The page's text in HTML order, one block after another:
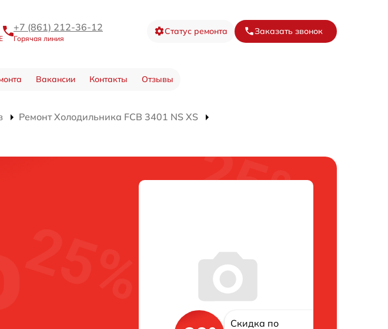
+7 (861) 212-36-12
Горячая линия
Статус ремонта Заказать звонок
Вакансии Контакты Отзывы
Ремонт Холодильника FCB 3401 NS XS
Скидка по